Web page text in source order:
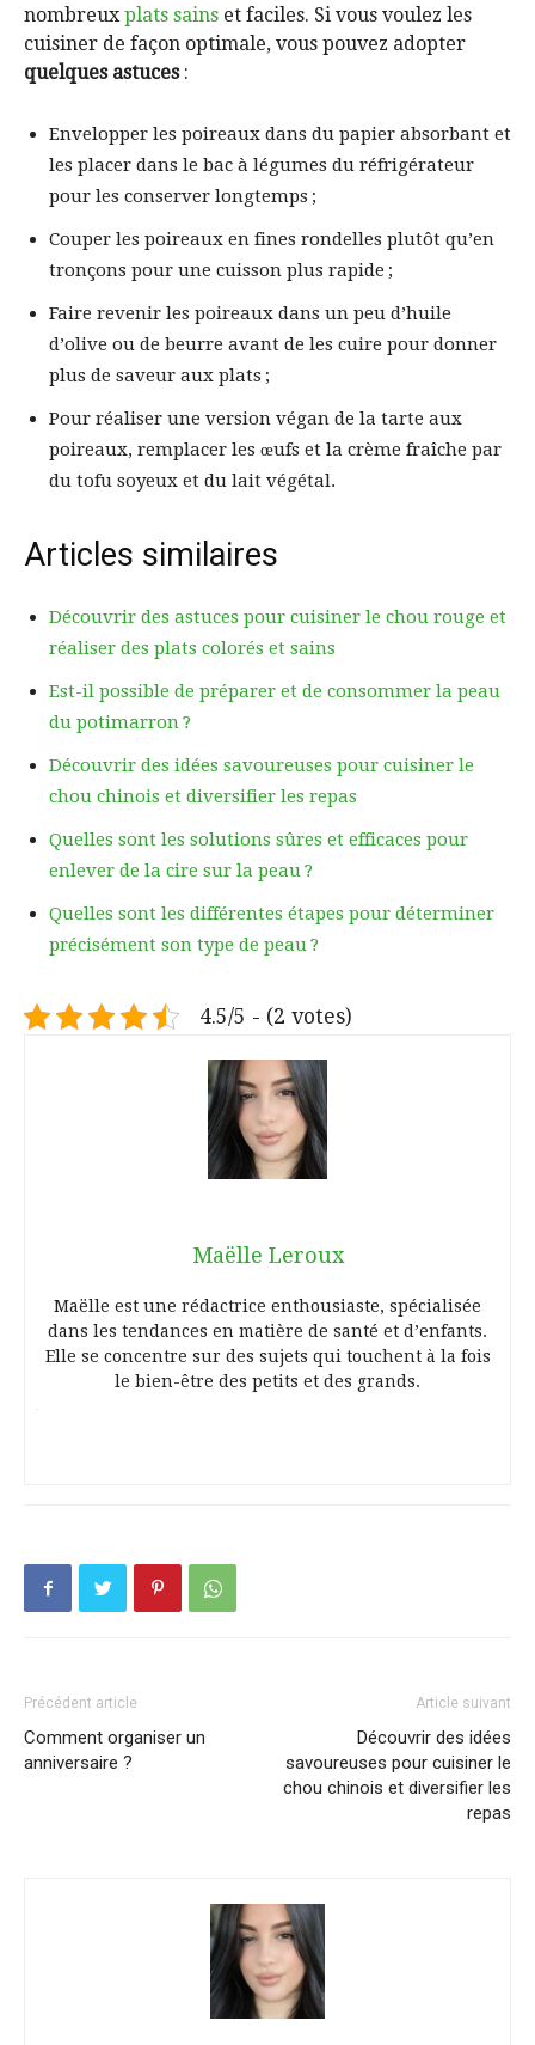
nombreuxplats sains et faciles. Si vous voulez les
cuisiner de façon optimale, vous pouvez adopter
quelques astuces:
Envelopper les poireaux dans du papier absorbant et
les placer dans le bac à légumes du réfrigérateur
pour les conserver longtemps ;
Couper les poireaux en fines rondelles plutôt qu’en
tronçons pour une cuisson plus rapide ;
Faire revenir les poireaux dans un peu d’huile
d’olive ou de beurre avant de les cuire pour donner
plus de saveur aux plats ;
Pour réaliser une version végan de la tarte aux
poireaux, remplacer les œufs et la crème fraîche par
du tofu soyeux et du lait végétal.
Articles similaires
Découvrir des astuces pour cuisiner le chou rouge et
réaliser des plats colorés et sains
Est-il possible de préparer et de consommer la peau
du potimarron ?
Découvrir des idées savoureuses pour cuisiner le
chou chinois et diversifier les repas
Quelles sont les solutions sûres et efficaces pour
enlever de la cire sur la peau ?
Quelles sont les différentes étapes pour déterminer
précisément son type de peau ?
4.5/5 - (2 votes)
Maëlle Leroux
Maëlle est une rédactrice enthousiaste, spécialisée
dans les tendances en matière de santé et d’enfants.
Elle se concentre sur des sujets qui touchent à la fois
le bien-être des petits et des grands.
Précédent article
Comment organiser un
anniversaire ?
Article suivant
Découvrir des idées
savoureuses pour cuisiner le
chou chinois et diversifier les
repas